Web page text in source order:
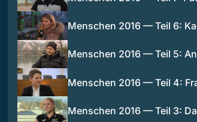
Menschen 2016 — Teil 6:
Menschen 2016 — Teil 5:
Menschen 2016 — Teil 4:
Menschen 2016 — Teil 3: